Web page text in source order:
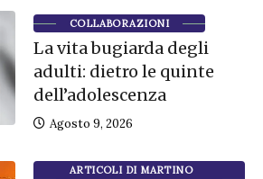
COLLABORAZIONI
La vita bugiarda degli
adulti: dietro le quinte
dell’adolescenza
Agosto 9, 2026
ARTICOLI DI MARTINO